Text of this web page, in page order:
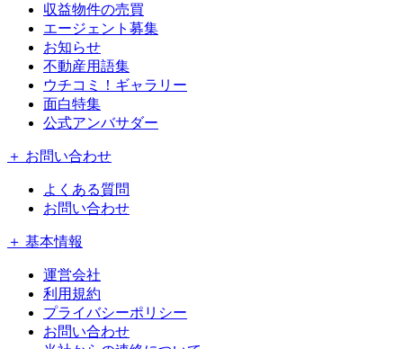
収益物件の売買
エージェント募集
お知らせ
不動産用語集
ウチコミ！ギャラリー
面白特集
公式アンバサダー
＋ お問い合わせ
よくある質問
お問い合わせ
＋ 基本情報
運営会社
利用規約
プライバシーポリシー
お問い合わせ